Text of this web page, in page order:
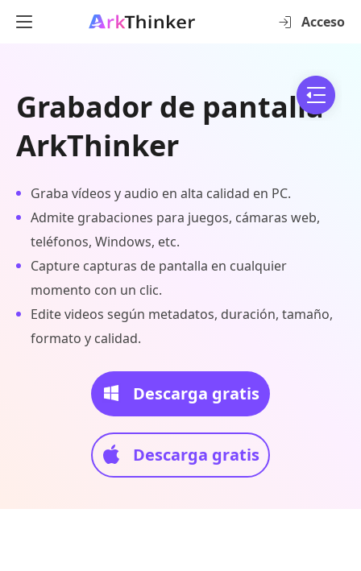
Acceso
Grabador de pantalla
ArkThinker
Graba vídeos y audio en alta calidad en PC.
Admite grabaciones para juegos, cámaras web,
teléfonos, Windows, etc.
Capture capturas de pantalla en cualquier
momento con un clic.
Edite videos según metadatos, duración, tamaño,
formato y calidad.
Descarga gratis
Descarga gratis